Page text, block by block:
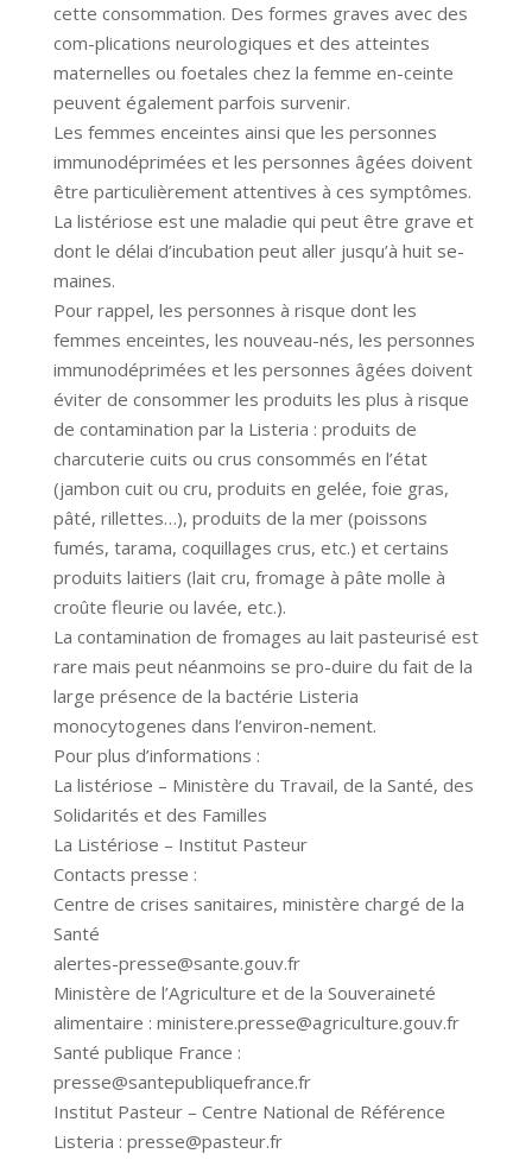
cette consommation. Des formes graves avec des
com-plications neurologiques et des atteintes
maternelles ou foetales chez la femme en-ceinte
peuvent également parfois survenir.
Les femmes enceintes ainsi que les personnes
immunodéprimées et les personnes âgées doivent
être particulièrement attentives à ces symptômes.
La listériose est une maladie qui peut être grave et
dont le délai d’incubation peut aller jusqu’à huit se-
maines.
Pour rappel, les personnes à risque dont les
femmes enceintes, les nouveau-nés, les personnes
immunodéprimées et les personnes âgées doivent
éviter de consommer les produits les plus à risque
de contamination par la Listeria : produits de
charcuterie cuits ou crus consommés en l’état
(jambon cuit ou cru, produits en gelée, foie gras,
pâté, rillettes…), produits de la mer (poissons
fumés, tarama, coquillages crus, etc.) et certains
produits laitiers (lait cru, fromage à pâte molle à
croûte fleurie ou lavée, etc.).
La contamination de fromages au lait pasteurisé est
rare mais peut néanmoins se pro-duire du fait de la
large présence de la bactérie Listeria
monocytogenes dans l’environ-nement.
Pour plus d’informations :
La listériose – Ministère du Travail, de la Santé, des
Solidarités et des Familles
La Listériose – Institut Pasteur
Contacts presse :
Centre de crises sanitaires, ministère chargé de la
Santé
alertes-presse@sante.gouv.fr
Ministère de l’Agriculture et de la Souveraineté
alimentaire : ministere.presse@agriculture.gouv.fr
Santé publique France :
presse@santepubliquefrance.fr
Institut Pasteur – Centre National de Référence
Listeria : presse@pasteur.fr